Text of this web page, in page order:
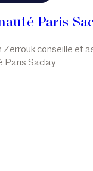
Zerrouk conseille et
Paris Saclay
Paris